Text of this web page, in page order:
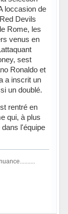
de
Devils
Rome, les
venus en
sest
Ronaldo et
a inscrit un
un doublé.
rentré en
qui, à plus
l'équipe